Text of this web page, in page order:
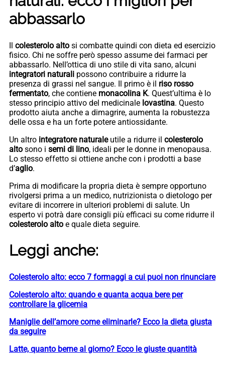
abbassarlo
Il colesterolo alto si combatte quindi con dieta ed esercizio
fisico. Chi ne soffre però spesso assume dei farmaci per
abbassarlo. Nell’ottica di uno stile di vita sano, alcuni
integratori naturali possono contribuire a ridurre la
presenza di grassi nel sangue. Il primo è il riso rosso
fermentato, che contiene monacolina K. Quest’ultima è lo
stesso principio attivo del medicinale lovastina. Questo
prodotto aiuta anche a dimagrire, aumenta la robustezza
delle ossa e ha un forte potere antiossidante.
Un altro integratore naturaleutile a ridurre il colesterolo
alto sono i semi di lino, ideali per le donne in menopausa.
Lo stesso effetto si ottiene anche con i prodotti a base
d’aglio.
Prima di modificare la propria dieta è sempre opportuno
rivolgersi prima a un medico, nutrizionista o dietologo per
evitare di incorrere in ulteriori problemi di salute. Un
esperto vi potrà dare consigli più efficaci su come ridurre il
colesterolo alto e quale dieta seguire.
Leggi anche:
Colesterolo alto: ecco 7 formaggi a cui puoi non rinunciare
Colesterolo alto: quando e quanta acqua bere per
controllare la glicemia
Maniglie dell’amore come eliminarle? Ecco la dieta giusta
da seguire
Latte, quanto berne al giorno? Ecco le giuste quantità